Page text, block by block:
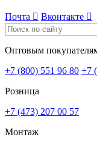
Почта  Вконтакте 
Оптовым
+7 (800) 551 96 80 +7
Розница
+7 (473) 207 00 57
Монтаж